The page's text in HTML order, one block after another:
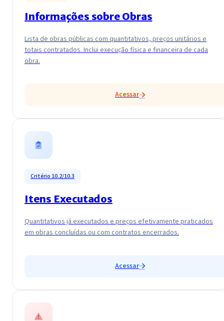
Informações sobre Obras
Lista de obras públicas com quantitativos, preços unitários e
totais contratados. Inclui execução física e financeira de cada
obra.
Acessar
Critério 10.2/10.3
Itens Executados
Quantitativos já executados e preços efetivamente praticados
em obras concluídas ou com contratos encerrados.
Acessar